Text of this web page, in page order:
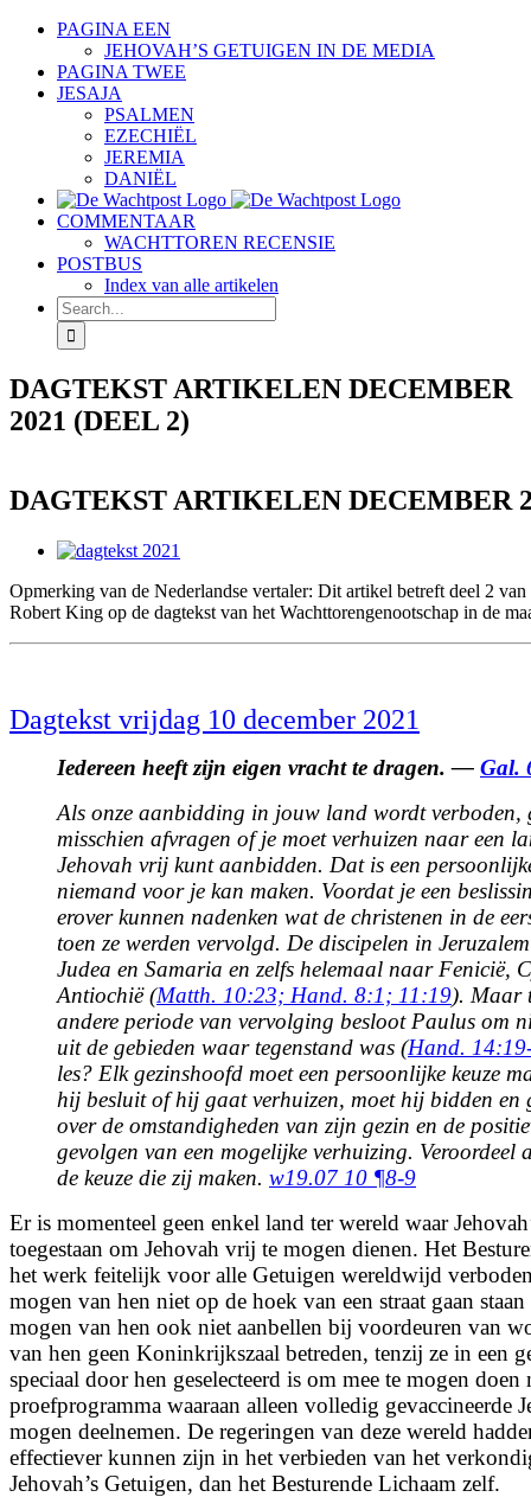
Skip
content
PAGINA EEN
JEHOVAH’S GETUIGEN IN DE MEDIA
PAGINA TWEE
JESAJA
PSALMEN
EZECHIËL
JEREMIA
DANIËL
COMMENTAAR
WACHTTOREN RECENSIE
POSTBUS
Index van alle artikelen
Search
for:
DAGTEKST ARTIKELEN DECEMBER
2021 (DEEL 2)
DAGTEKST ARTIKELEN DECEMBER
View
Image
Opmerking van de Nederlandse vertaler: Dit artikel betreft deel 2 van
Robert King op de dagtekst van het Wachttorengenootschap in de
Dagtekst vrijdag 10 december 2021
Iedereen heeft zijn eigen vracht te dragen. — Gal.
Als onze aanbidding in jouw land wordt verboden,
misschien afvragen of je moet verhuizen naar een
Jehovah vrij kunt aanbidden. Dat is een
niemand voor je kan maken. Voordat je een
erover kunnen nadenken wat de christenen in de
toen ze werden vervolgd. De discipelen in
Judea en Samaria en zelfs helemaal naar Fenicië,
Antiochië (Matth. 10:23; Hand. 8:1; 11:19). Maar
andere periode van vervolging besloot Paulus om
uit de gebieden waar tegenstand was (Hand.
les? Elk gezinshoofd moet een persoonlijke keuze
hij besluit of hij gaat verhuizen, moet hij bidden en
over de omstandigheden van zijn gezin en de
gevolgen van een mogelijke verhuizing. Veroordeel
de keuze die zij maken. w19.07 10 ¶8-9
Er is momenteel geen enkel land ter wereld waar
toegestaan om Jehovah vrij te mogen dienen. Het
het werk feitelijk voor alle Getuigen wereldwijd
mogen van hen niet op de hoek van een straat gaan
mogen van hen ook niet aanbellen bij voordeuren van
van hen geen Koninkrijkszaal betreden, tenzij ze in een
speciaal door hen geselecteerd is om mee te mogen doen
proefprogramma waaraan alleen volledig gevaccineerde
mogen deelnemen. De regeringen van deze wereld
effectiever kunnen zijn in het verbieden van het
Jehovah’s Getuigen, dan het Besturende Lichaam zelf.